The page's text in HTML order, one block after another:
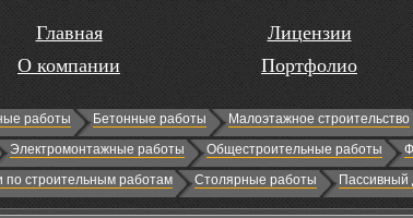
Главная
О компании
Лицензии
Портфолио
работы Бетонные работы Малоэтажное строительство
Электромонтажные работы Общестроительные работы
по строительным работам Столярные работы Пассивный